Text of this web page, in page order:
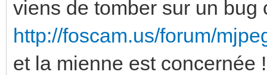
viens de tomber sur un
http://foscam.us/forum/
et la mienne est concernée